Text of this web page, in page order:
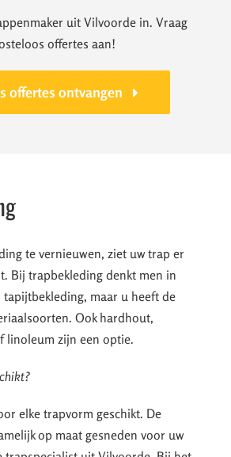
uit Vilvoorde in. Vraag
offertes aan!
offertes ontvangen
te vernieuwen, ziet uw trap er
Bij trapbekleding denkt men in
maar u heeft de
Ook hardhout,
linoleum zijn een optie.
elke trapvorm geschikt. De
op maat gesneden voor uw